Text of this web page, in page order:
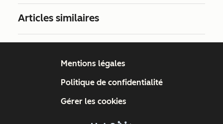
Articles similaires
Mentions légales
Politique de confidentialité
Gérer les cookies